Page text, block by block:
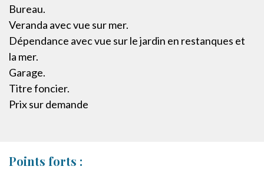
Bureau.
Veranda avec vue sur mer.
Dépendance avec vue sur le jardin en restanques et
la mer.
Garage.
Titre foncier.
Prix sur demande
Points forts :